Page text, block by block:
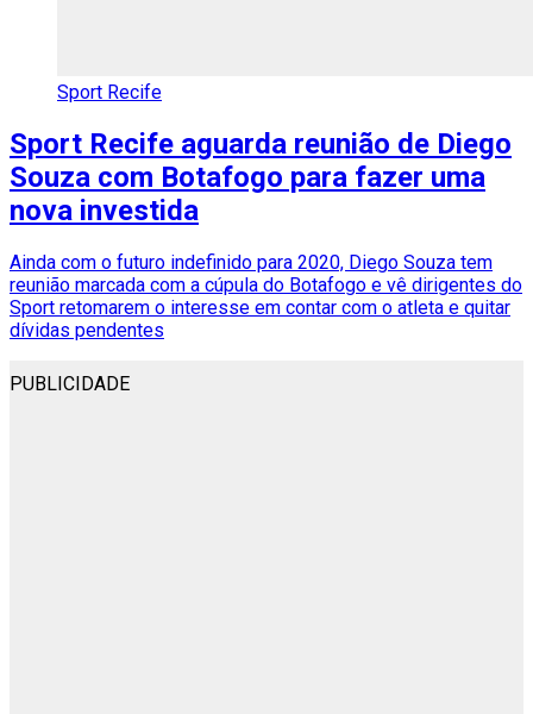
Sport Recife
Sport Recife aguarda reunião de Diego
Souza com Botafogo para fazer uma
nova investida
Ainda com o futuro indefinido para 2020, Diego Souza tem
reunião marcada com a cúpula do Botafogo e vê dirigentes do
Sport retomarem o interesse em contar com o atleta e quitar
dívidas pendentes
PUBLICIDADE